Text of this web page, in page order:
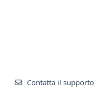
Contatta il supporto